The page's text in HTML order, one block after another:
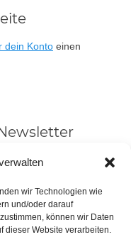
wir Technologien wie
und/oder darauf
können wir Daten
dieser Website verarbeiten.
dein Konto einen